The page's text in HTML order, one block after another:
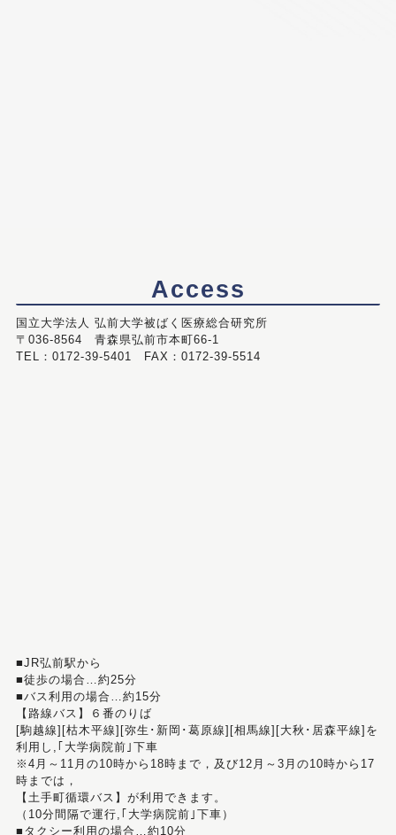
Access
国立大学法人 弘前大学被ばく医療総合研究所
〒036-8564 青森県弘前市本町66-1
TEL：0172-39-5401 FAX：0172-39-5514
■JR弘前駅から
■徒歩の場合…約25分
■バス利用の場合…約15分
【路線バス】６番のりば
[駒越線][枯木平線][弥生･新岡･葛原線][相馬線][大秋･居森平線]を
利用し,｢大学病院前｣下車
※4月～11月の10時から18時まで，及び12月～3月の10時から17
時までは，
【土手町循環バス】が利用できます。
（10分間隔で運行,｢大学病院前｣下車）
■タクシー利用の場合…約10分